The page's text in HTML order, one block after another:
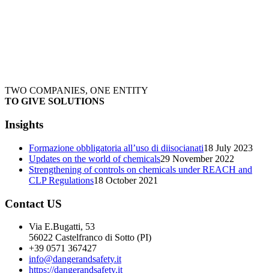
TWO COMPANIES, ONE ENTITY
TO GIVE SOLUTIONS
Insights
Formazione obbligatoria all’uso di diisocianati18 July 2023
Updates on the world of chemicals29 November 2022
Strengthening of controls on chemicals under REACH and
CLP Regulations18 October 2021
Contact US
Via E.Bugatti, 53
56022 Castelfranco di Sotto (PI)
+39 0571 367427
info@dangerandsafety.it
https://dangerandsafety.it